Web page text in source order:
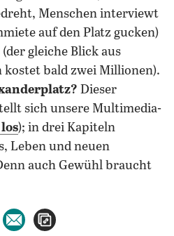
Menschen interviewt
auf den Platz gucken)
gleiche Blick aus
bald zwei Millionen).
Dieser
sich unsere Multimedia-
); in drei Kapiteln
Leben und neuen
auch Gewühl braucht
teilen
per WhatsApp teilen
per E-Mail teilen